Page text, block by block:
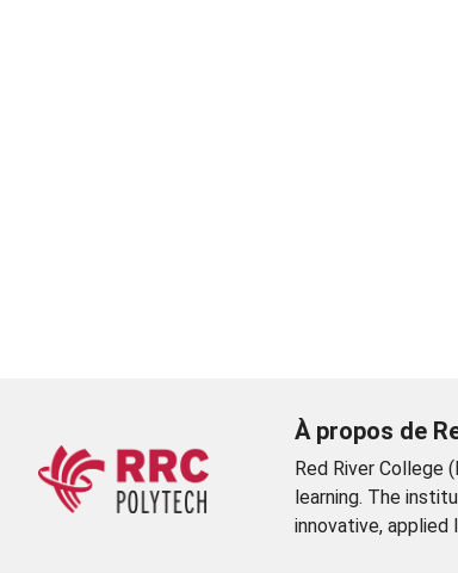
À propos de
Red River College
learning. The
innovative, applied